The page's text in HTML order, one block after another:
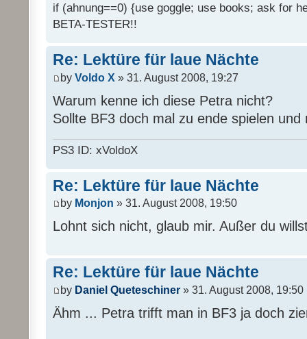
if (ahnung==0) {use goggle; use books; ask for
BETA-TESTER!!
Re: Lektüre für laue Nächte
by Voldo X » 31. August 2008, 19:27
Warum kenne ich diese Petra nicht?
Sollte BF3 doch mal zu ende spielen
PS3 ID: xVoldoX
Re: Lektüre für laue Nächte
by Monjon » 31. August 2008, 19:50
Lohnt sich nicht, glaub mir. Außer du
Re: Lektüre für laue Nächte
by Daniel Queteschiner » 31. August 2008, 19:50
Ähm ... Petra trifft man in BF3 ja doch